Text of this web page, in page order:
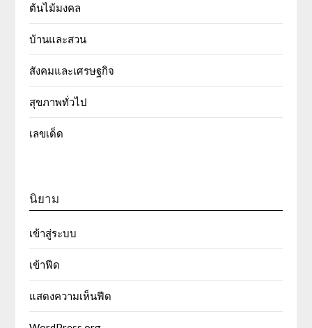
ต้นไม้มงคล
บ้านและสวน
สังคมและเศรษฐกิจ
สุขภาพทั่วไป
เลขเด็ด
นิยาม
เข้าสู่ระบบ
เข้าฟีด
แสดงความเห็นฟีด